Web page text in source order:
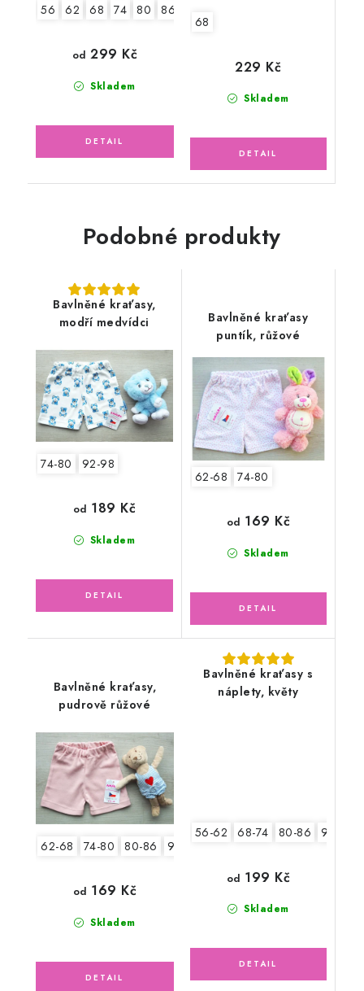
56 62 68 74 80 86
Skladem
od 299 Kč
68
Skladem
229 Kč
Podobné produkty
Bavlněné kraťasy,
modří medvídci
74-80 92-98
Skladem
od 189 Kč
Bavlněné kraťasy
puntík, růžové
62-68 74-80
Skladem
od 169 Kč
Bavlněné kraťasy,
pudrově růžové
62-68 74-80 80-86 92-98
Skladem
od 169 Kč
Bavlněné kraťasy s
náplety, květy
56-62 68-74 80-86 92-98
Skladem
od 199 Kč